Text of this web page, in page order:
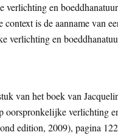
en
context is de aanname van
verlichting en
van het boek van
oorspronkelijke verlichting
edition, 2009), pagina